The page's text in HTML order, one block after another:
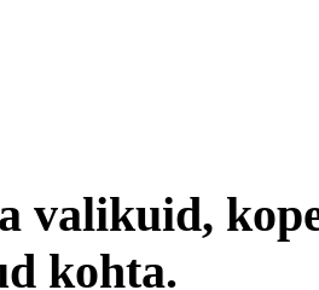
valikuid,
kohta.